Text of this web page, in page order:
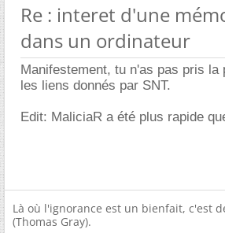
Re : interet d'une
dans un ordinateur
Manifestement, tu n'as pas pris la
les liens donnés par SNT.
Edit: MaliciaR a été plus rapide
Là où l'ignorance est un bienfait, c'est
(Thomas Gray).